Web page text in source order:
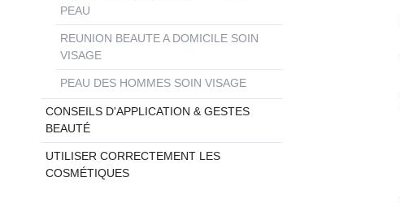
PEAU
REUNION BEAUTE A DOMICILE SOIN
VISAGE
PEAU DES HOMMES SOIN VISAGE
CONSEILS D'APPLICATION & GESTES
BEAUTÉ
UTILISER CORRECTEMENT LES
COSMÉTIQUES